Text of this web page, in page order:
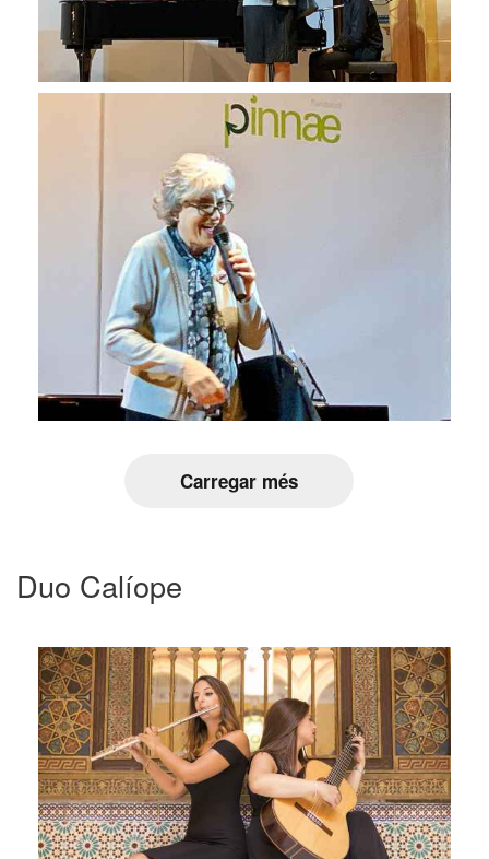
Carregar més
Duo Calíope